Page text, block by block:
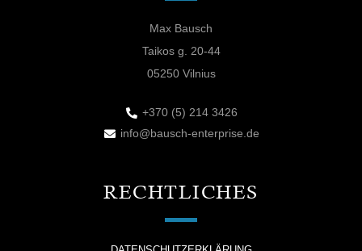
Max Bausch
Taikos g. 20-44
05250 Vilnius
+370 (5) 214 3426
info@bausch-enterprise.de
RECHTLICHES